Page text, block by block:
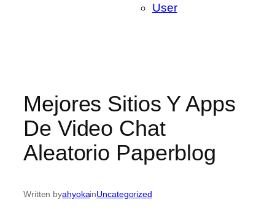
User
Mejores Sitios Y Apps
De Video Chat
Aleatorio Paperblog
Written byahyokainUncategorized